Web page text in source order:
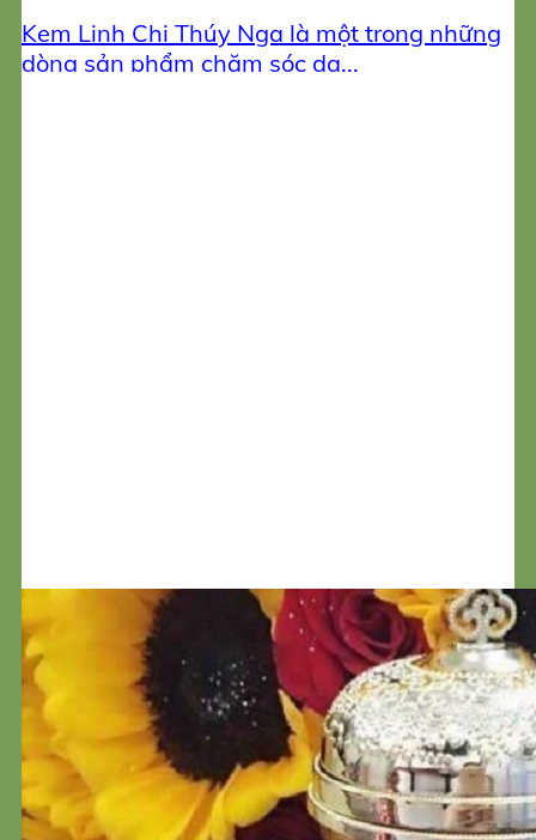
Kem Linh Chi Thúy Nga là một trong những
dòng sản phẩm chăm sóc da...